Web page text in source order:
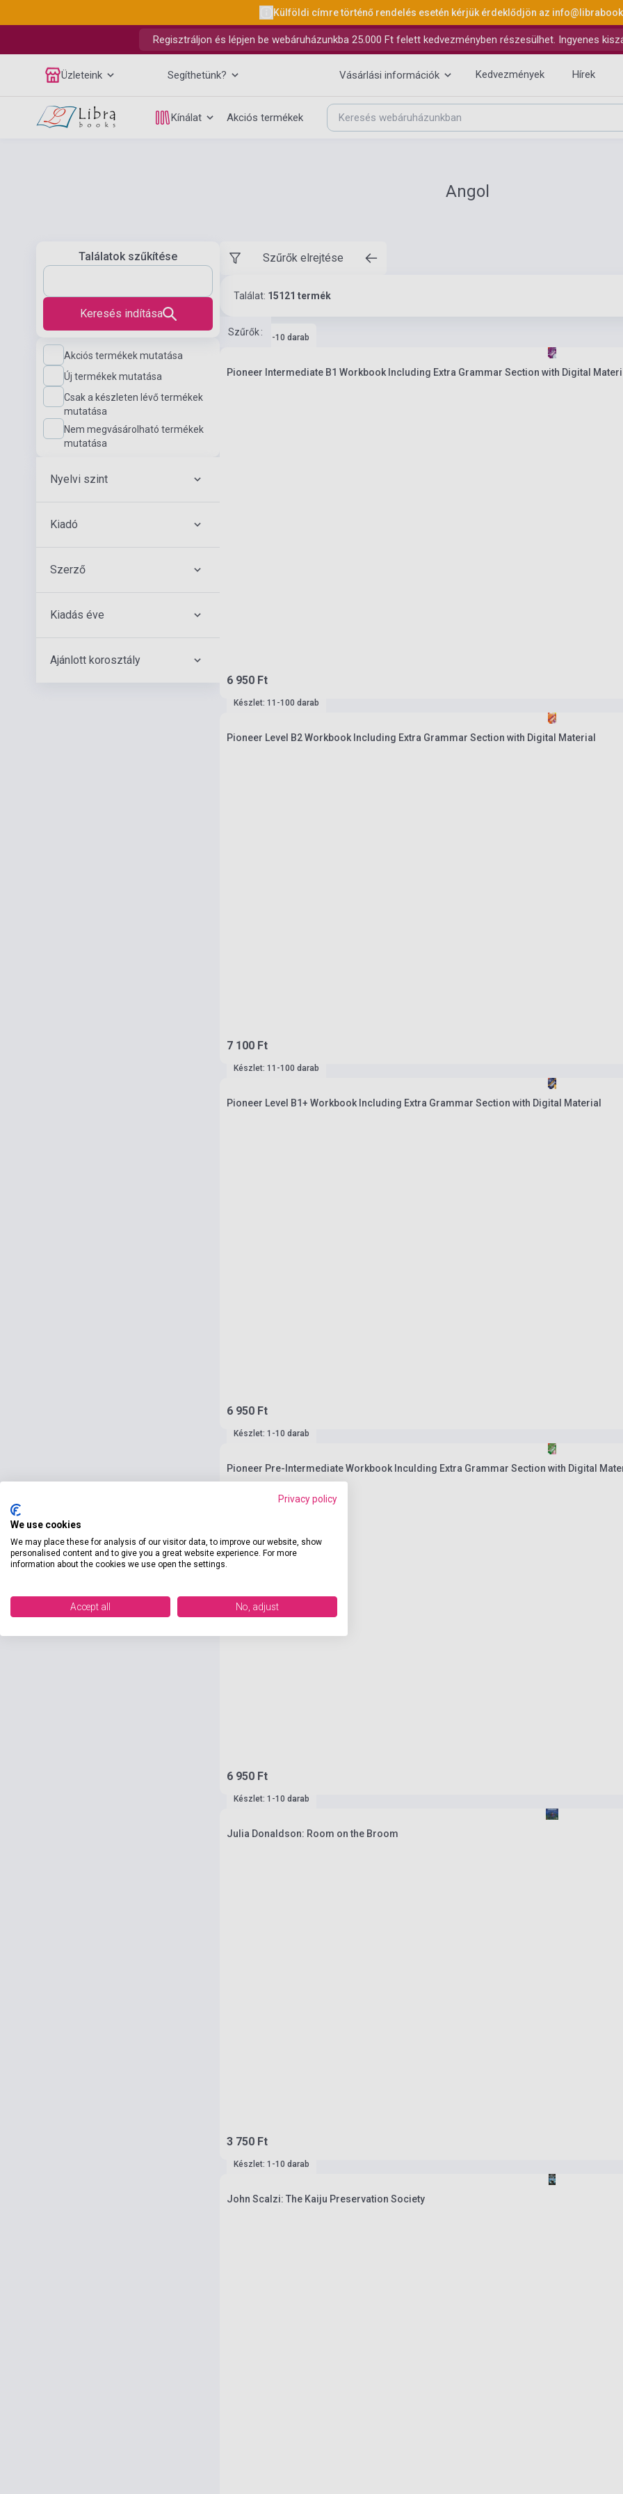
Külföldi címre történő rendelés esetén kérjük érdeklődjön az
Regisztráljon és lépjen be webáruházunkba 25.000 Ft felett kedvezményben részesülhet. Ingyenes
Üzleteink Segíthetünk? Vásárlási információk Kedvezmények Hírek
Kínálat Akciós termékek
Angol
Találatok szűkítése
Keresés indítása
Akciós termékek mutatása
Új termékek mutatása
Csak a készleten lévő termékek
mutatása
Nem megvásárolható termékek
mutatása
Nyelvi szint
Kiadó
Szerző
Kiadás éve
Ajánlott korosztály
Szűrők elrejtése
Találat: 15121 termék
Szűrők:
Készlet: 1-10 darab
Pioneer Intermediate B1 Workbook Including Extra Grammar Section with Digital
6 950 Ft
Készlet: 11-100 darab
Pioneer Level B2 Workbook Including Extra Grammar Section with Digital Material
7 100 Ft
Készlet: 11-100 darab
Pioneer Level B1+ Workbook Including Extra Grammar Section with Digital Material
6 950 Ft
Készlet: 1-10 darab
Pioneer Pre-Intermediate Workbook Inculding Extra Grammar Section with Digital
6 950 Ft
Készlet: 1-10 darab
Julia Donaldson: Room on the Broom
3 750 Ft
Készlet: 1-10 darab
John Scalzi: The Kaiju Preservation Society
Privacy policy
We use cookies
We may place these for analysis of our visitor data, to improve our website, show
personalised content and to give you a great website experience. For more
information about the cookies we use open the settings.
Accept all No, adjust